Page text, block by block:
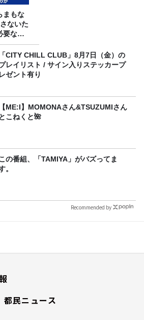
まもな
ないた
要なの
「CITY CHILL CLUB」8月7日（金）の
レイリスト / サイン入りステッカープ
レゼント有り
【ME:I】MOMONAさん&TSUZUMIさん
とこねくと🌺
の番組、「TAMIYA」がバズってま
。
Recommended by
都民ニュース